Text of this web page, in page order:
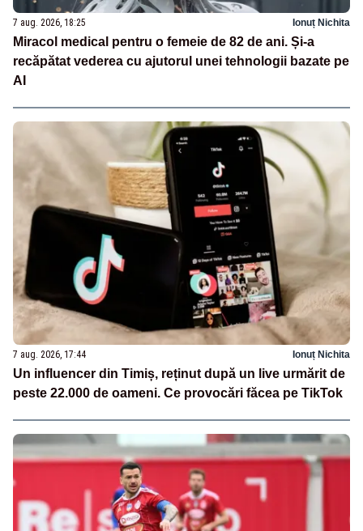
7 aug. 2026, 18:25 Ionuț Nichita
Miracol medical pentru o femeie de 82 de ani. Și-a
recăpătat vederea cu ajutorul unei tehnologii bazate pe
AI
7 aug. 2026, 17:44 Ionuț Nichita
Un influencer din Timiș, reținut după un live urmărit de
peste 22.000 de oameni. Ce provocări făcea pe TikTok